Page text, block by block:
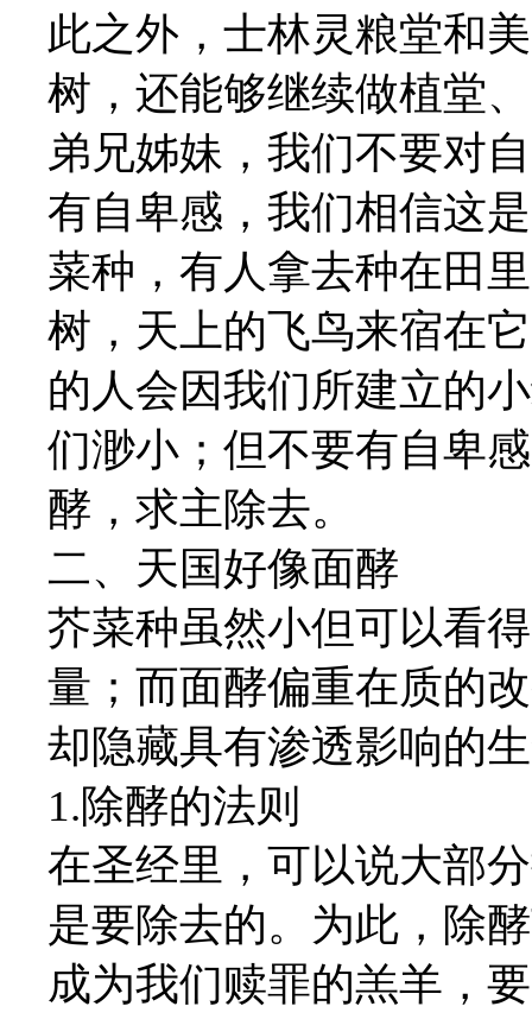
此之外，士林灵粮堂和
树，还能够继续做植堂
弟兄姊妹，我们不要对
有自卑感，我们相信这
菜种，有人拿去种在
树，天上的飞鸟来宿在
的人会因我们所建立的
们渺小；但不要有自卑
酵，求主除去。
二、天国好像面酵
芥菜种虽然小但可以看
量；而面酵偏重在质的
却隐藏具有渗透影响的
1.除酵的法则
在圣经里，可以说大部
是要除去的。为此，除
成为我们赎罪的羔羊，